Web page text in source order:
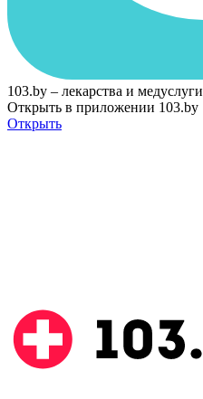
103.by – лекарства и медуслуги
Открыть в приложении 103.by
Открыть